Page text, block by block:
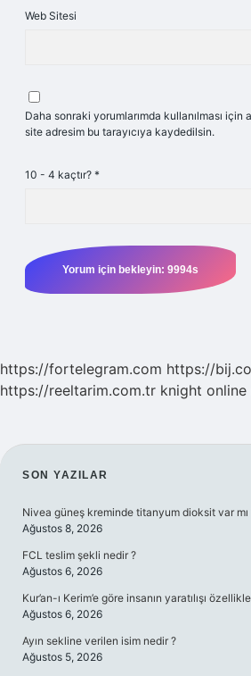
Web Sitesi
Daha sonraki yorumlarımda kullanılması için
site adresim bu tarayıcıya kaydedilsin.
10 - 4 kaçtır? *
https://fortelegram.com https://
https://reeltarim.com.tr knight online
SIDEBAR
SON YAZILAR
Nivea güneş kreminde titanyum dioksit var mı
Ağustos 8, 2026
FCL teslim şekli nedir ?
Ağustos 6, 2026
Kur’an-ı Kerim’e göre insanın yaratılışı
Ağustos 6, 2026
Ayın sekline verilen isim nedir ?
Ağustos 5, 2026